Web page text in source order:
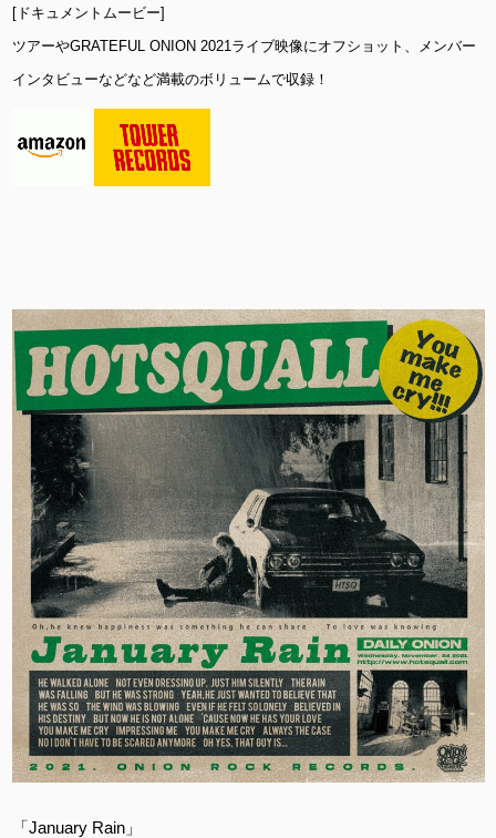
[ドキュメントムービー]
ツアーやGRATEFUL ONION 2021ライブ映像にオフショット、メンバー
インタビューなどなど満載のボリュームで収録！
「January Rain」